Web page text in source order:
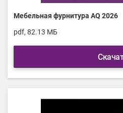
Мебельная фурнитура AQ 2026
pdf, 82.13 МБ